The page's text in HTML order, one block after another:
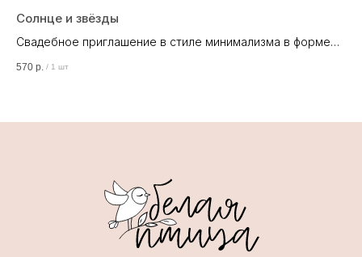
Солнце и звёзды
Свадебное приглашение в стиле минимализма в форме
570 р. / 1 шт